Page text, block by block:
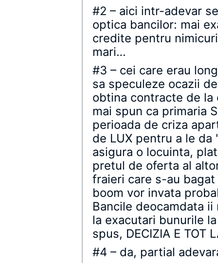
#2 – aici intr-adevar
optica bancilor: mai
credite pentru
mari…
#3 – cei care erau
sa speculeze ocazii
obtina contracte de la
mai spun ca primaria
perioada de criza
de LUX pentru a le da
asigura o locuinta,
pretul de oferta al
fraieri care s-au
boom vor invata
Bancile deocamdata
la exacutari bunurile
spus, DECIZIA E TOT
#4 – da, partial